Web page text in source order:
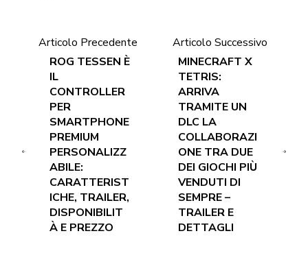
Articolo Precedente
ROG TESSEN È
IL
CONTROLLER
PER
SMARTPHONE
PREMIUM
PERSONALIZZ
ABILE:
CARATTERIST
ICHE, TRAILER,
DISPONIBILIT
À E PREZZO
Articolo Successivo
MINECRAFT X
TETRIS:
ARRIVA
TRAMITE UN
DLC LA
COLLABORAZI
ONE TRA DUE
DEI GIOCHI PIÙ
VENDUTI DI
SEMPRE –
TRAILER E
DETTAGLI